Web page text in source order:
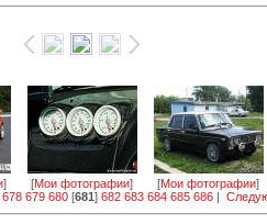
] [Мои фотографии] [Мои фотографии]
678 679 680 [681] 682 683 684 685 686 |